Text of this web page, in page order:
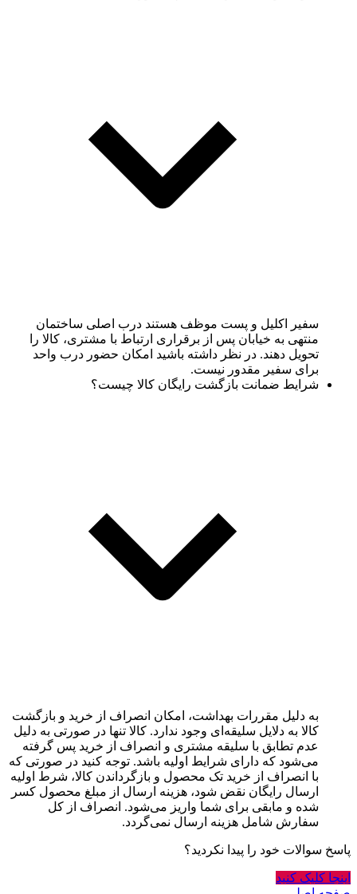
سفیر اکلیل و پست موظف هستند درب اصلی ساختمان
منتهی به خیابان پس از برقراری ارتباط با مشتری، کالا را
تحویل دهند. در نظر داشته باشید امکان حضور درب واحد
برای سفیر مقدور نیست.
شرایط ضمانت بازگشت رایگان کالا چیست؟
به دلیل مقررات بهداشت، امکان انصراف از خرید و بازگشت
کالا به دلایل سلیقه‌ای وجود ندارد. کالا تنها در صورتی به دلیل
عدم تطابق با سلیقه مشتری و انصراف از خرید پس گرفته
می‌شود که دارای شرایط اولیه باشد. توجه کنید در صورتی که
با انصراف از خرید تک محصول و بازگرداندن کالا، شرط اولیه
ارسال رایگان نقض شود، هزینه ارسال از مبلغ محصول کسر
شده و مابقی برای شما واریز می‌شود. انصراف از کل
سفارش شامل هزینه ارسال نمی‌گردد.
پاسخ سوالات خود را پیدا نکردید؟
اینجا کلیک کنید